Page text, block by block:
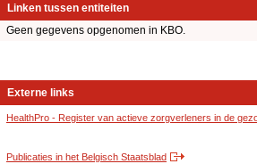
Linken tussen entiteiten
Geen gegevens opgenomen in KBO.
Externe links
HealthPro - Register van actieve zorgverleners in de
Publicaties in het Belgisch Staatsblad